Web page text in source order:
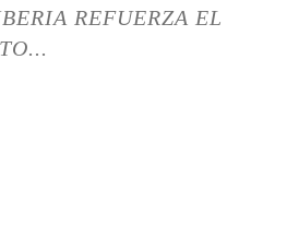
REFUERZA EL